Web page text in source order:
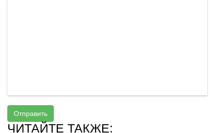
Отправить
ЧИТАЙТЕ ТАКЖЕ: